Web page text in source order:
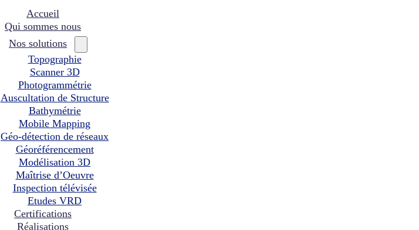
Accueil
Qui sommes nous
Nos solutions
Topographie
Scanner 3D
Photogrammétrie
Auscultation de Structure
Bathymétrie
Mobile Mapping
Géo-détection de réseaux
Géoréférencement
Modélisation 3D
Maîtrise d’Oeuvre
Inspection télévisée
Etudes VRD
Certifications
Réalisations